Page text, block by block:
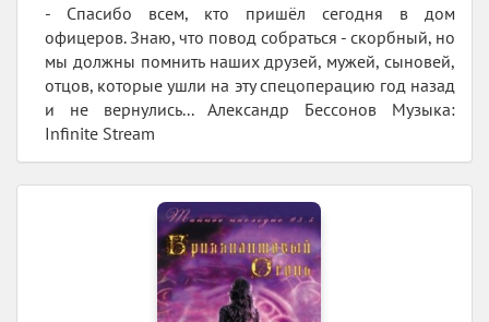
- Спасибо всем, кто пришёл сегодня в дом
офицеров. Знаю, что повод собраться - скорбный, но
мы должны помнить наших друзей, мужей, сыновей,
отцов, которые ушли на эту спецоперацию год назад
и не вернулись... Александр Бессонов Музыка:
Infinite Stream